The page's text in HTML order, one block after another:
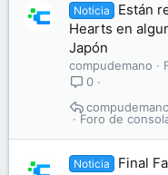
Noticia
Están
Hearts en
Japón
compudemano
0
Foro de
compudemano
Noticia
Final